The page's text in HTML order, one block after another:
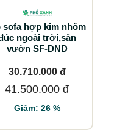
sofa hợp kim nhôm
ngoài trời,sân
vườn SF-DND
30.710.000 đ
41.500.000 đ
Giảm: 26 %